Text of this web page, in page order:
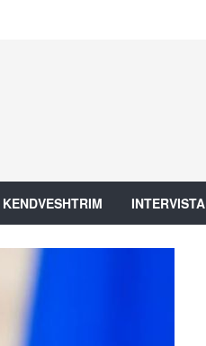
KENDVESHTRIM INTERVISTA